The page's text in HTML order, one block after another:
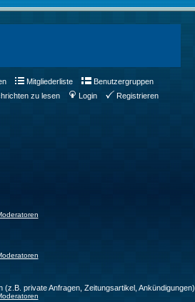
Mitgliederliste
Benutzergruppen
zu lesen Login Registrieren
private Anfragen, Zeitungsartikel, Ankündigungen).